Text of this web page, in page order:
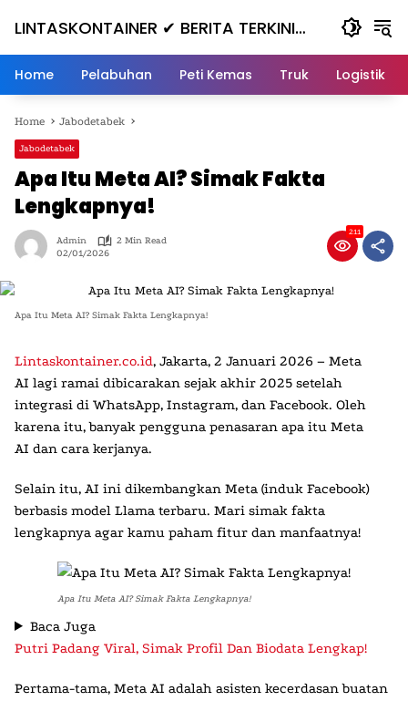
LINTASKONTAINER ✔ BERITA TERKINI
KONTAINER TERBARU HARI INI
Home Pelabuhan Peti Kemas Truk Logistik
Home Jabodetabek
Jabodetabek
Apa Itu Meta AI? Simak Fakta
Lengkapnya!
Admin
2 Min Read
02/01/2026
211
Apa Itu Meta AI? Simak Fakta Lengkapnya!
Lintaskontainer.co.id, Jakarta, 2 Januari 2026 – Meta
AI lagi ramai dibicarakan sejak akhir 2025 setelah
integrasi di WhatsApp, Instagram, dan Facebook. Oleh
karena itu, banyak pengguna penasaran apa itu Meta
AI dan cara kerjanya.
Selain itu, AI ini dikembangkan Meta (induk Facebook)
berbasis model Llama terbaru. Mari simak fakta
lengkapnya agar kamu paham fitur dan manfaatnya!
Apa Itu Meta AI? Simak Fakta Lengkapnya!
Baca Juga
Putri Padang Viral, Simak Profil Dan Biodata Lengkap!
Pertama-tama, Meta AI adalah asisten kecerdasan buatan